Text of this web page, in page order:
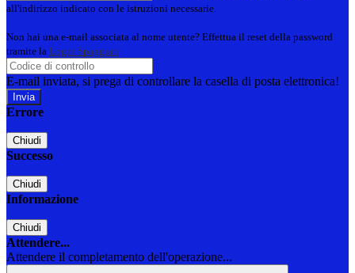
all'indirizzo indicato con le istruzioni necessarie.
Non hai una e-mail associata al nome utente? Effettua il reset della password
tramite la Login Spaggiari
E-mail inviata, si prega di controllare la casella di posta elettronica!
Errore
Chiudi
Successo
Chiudi
Informazione
Chiudi
Attendere...
Attendere il completamento dell'operazione...